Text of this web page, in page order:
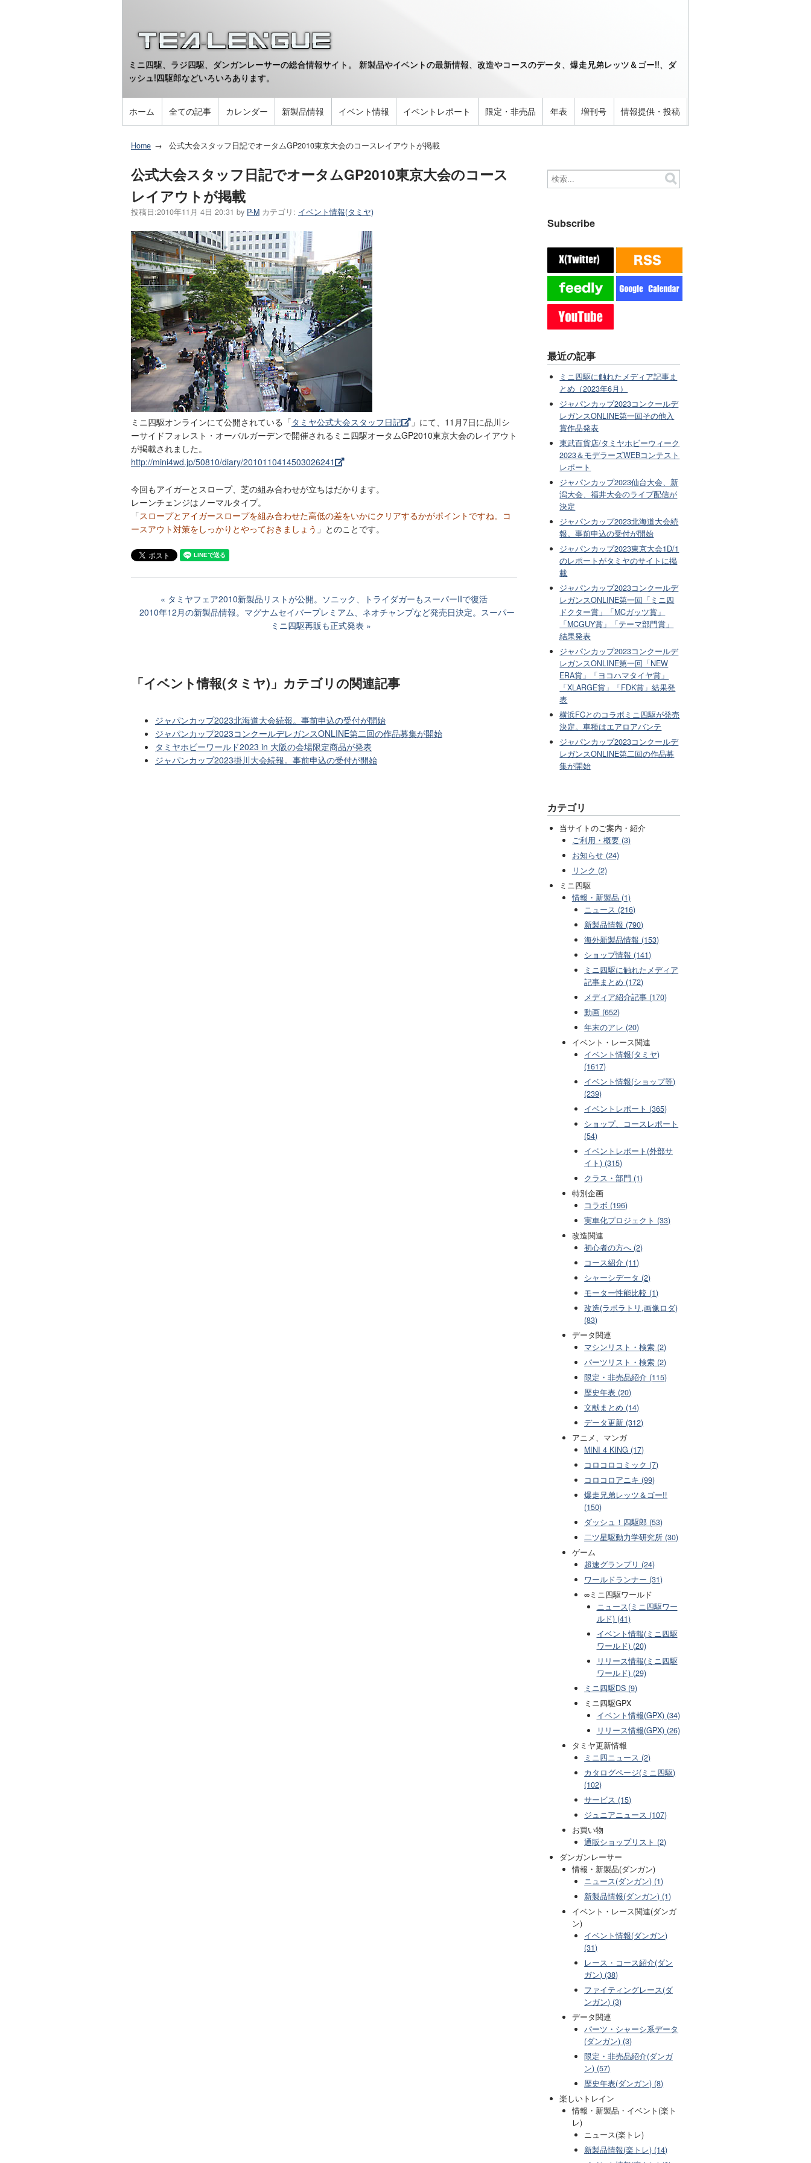
ミニ四駆、ラジ四駆、ダンガンレーサーの総合情報サイト。 新製品やイベントの最新情報、改造やコースのデータ、爆走兄弟レッツ＆ゴー!!、ダ
ッシュ!四駆郎などいろいろあります。
ホーム 全ての記事 カレンダー 新製品情報 イベント情報 イベントレポート 限定・非売品 年表 増刊号 情報提供・投稿
Home 公式大会スタッフ日記でオータムGP2010東京大会のコースレイアウトが掲載
公式大会スタッフ日記でオータムGP2010東京大会のコース
レイアウトが掲載
投稿日:2010年11月 4日 20:31 by P-M カテゴリ: イベント情報(タミヤ)
ミニ四駆オンラインにて公開されている「タミヤ公式大会スタッフ日記
」にて、11月7日に品川シ
ーサイドフォレスト・オーバルガーデンで開催されるミニ四駆オータムGP2010東京大会のレイアウト
が掲載されました。
http://mini4wd.jp/50810/diary/2010110414503026241
今回もアイガーとスロープ、芝の組み合わせが立ちはだかります。
レーンチェンジはノーマルタイプ。
「スロープとアイガースロープを組み合わせた高低の差をいかにクリアするかがポイントですね。コ
ースアウト対策をしっかりとやっておきましょう 」とのことです。
タミヤフェア2010新製品リストが公開。ソニック、トライダガーもスーパーIIで復活
2010年12月の新製品情報。マグナムセイバープレミアム、ネオチャンプなど発売日決定。スーパー
ミニ四駆再販も正式発表
「イベント情報(タミヤ)」カテゴリの関連記事
ジャパンカップ2023北海道大会続報。事前申込の受付が開始
ジャパンカップ2023コンクールデレガンスONLINE第二回の作品募集が開始
タミヤホビーワールド2023 in 大阪の会場限定商品が発表
ジャパンカップ2023掛川大会続報。事前申込の受付が開始
Subscribe
最近の記事
ミニ四駆に触れたメディア記事ま
とめ（2023年6月）
ジャパンカップ2023コンクールデ
レガンスONLINE第一回その他入
賞作品発表
東武百貨店/タミヤホビーウィーク
2023＆モデラーズWEBコンテスト
レポート
ジャパンカップ2023仙台大会、新
潟大会、福井大会のライブ配信が
決定
ジャパンカップ2023北海道大会続
報。事前申込の受付が開始
ジャパンカップ2023東京大会1D/1
のレポートがタミヤのサイトに掲
載
ジャパンカップ2023コンクールデ
レガンスONLINE第一回「ミニ四
ドクター賞」「MCガッツ賞」
「MCGUY賞」「テーマ部門賞」
結果発表
ジャパンカップ2023コンクールデ
レガンスONLINE第一回「NEW
ERA賞」「ヨコハマタイヤ賞」
「XLARGE賞」「FDK賞」結果発
表
横浜FCとのコラボミニ四駆が発売
決定。車種はエアロアバンテ
ジャパンカップ2023コンクールデ
レガンスONLINE第二回の作品募
集が開始
カテゴリ
当サイトのご案内・紹介
ご利用・概要 (3)
お知らせ (24)
リンク (2)
ミニ四駆
情報・新製品 (1)
ニュース (216)
新製品情報 (790)
海外新製品情報 (153)
ショップ情報 (141)
ミニ四駆に触れたメディア
記事まとめ (172)
メディア紹介記事 (170)
動画 (652)
年末のアレ (20)
イベント・レース関連
イベント情報(タミヤ)
(1617)
イベント情報(ショップ等)
(239)
イベントレポート (365)
ショップ、コースレポート
(54)
イベントレポート(外部サ
イト) (315)
クラス・部門 (1)
特別企画
コラボ (196)
実車化プロジェクト (33)
改造関連
初心者の方へ (2)
コース紹介 (11)
シャーシデータ (2)
モーター性能比較 (1)
改造(ラボラトリ,画像ロダ)
(83)
データ関連
マシンリスト・検索 (2)
パーツリスト・検索 (2)
限定・非売品紹介 (115)
歴史年表 (20)
文献まとめ (14)
データ更新 (312)
アニメ、マンガ
MINI 4 KING (17)
コロコロコミック (7)
コロコロアニキ (99)
爆走兄弟レッツ＆ゴー!!
(150)
ダッシュ！四駆郎 (53)
二ツ星駆動力学研究所 (30)
ゲーム
超速グランプリ (24)
ワールドランナー (31)
∞ミニ四駆ワールド
ニュース(ミニ四駆ワー
ルド) (41)
イベント情報(ミニ四駆
ワールド) (20)
リリース情報(ミニ四駆
ワールド) (29)
ミニ四駆DS (9)
ミニ四駆GPX
イベント情報(GPX) (34)
リリース情報(GPX) (26)
タミヤ更新情報
ミニ四ニュース (2)
カタログページ(ミニ四駆)
(102)
サービス (15)
ジュニアニュース (107)
お買い物
通販ショップリスト (2)
ダンガンレーサー
情報・新製品(ダンガン)
ニュース(ダンガン) (1)
新製品情報(ダンガン) (1)
イベント・レース関連(ダンガ
ン)
イベント情報(ダンガン)
(31)
レース・コース紹介(ダン
ガン) (38)
ファイティングレース(ダ
ンガン) (3)
データ関連
パーツ・シャーシ系データ
(ダンガン) (3)
限定・非売品紹介(ダンガ
ン) (57)
歴史年表(ダンガン) (8)
楽しいトレイン
情報・新製品・イベント(楽ト
レ)
ニュース(楽トレ)
新製品情報(楽トレ) (14)